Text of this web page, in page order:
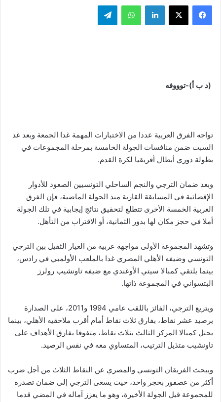
فيسبوك ‫X لينكدإن واتساب تيلقرام
(د ب أ)-توووفه
تواجه الفرق العربية عددا من الاختبارات المهمة غدا الجمعة وبعد غد
السبت ضمن منافسات الجولة الخامسة بمرحلة المجموعات في
بطولة دوري أبطال أفريقيا لكرة القدم.
وبعد ضمان الترجي والنجم الساحلي التونسيين الصعود للأدوار
الإقصائية في المسابقة القارية منذ الجولة الماضية، فإن الفرق
العربية الخمسة الأخرى تتطلع لتحقيق نتائج إيجابية في تلك الجولة
أملا في حجز مكان لها بدور الثمانية، أو الاقتراب من التأهل.
وتشهد المجموعة الأولى مواجهة عربية من العيار الثقيل بين الترجي
التونسي وضيفه الأهلي المصري غدا بالملعب الأولمبي في رادس،
بينما يلتقي كمبالا سيتي الأوغندي مع ضيفه تاونشيب رولرز
البتسواني في المجموعة ذاتها.
ويتربع الترجي، الفائز باللقب عامي 1994 و2011، على الصدارة
برصيد عشر نقاط، بفارق ثلاث نقاط أمام أقرب ملاحقيه الأهلي، بينما
يحتل كمبالا المركز الثالث بثلاث نقاط، متفوقا بفارق الأهداف على
تاونشيب متذيل الترتيب، المتساوي معه في نفس الرصيد.
ويبحث الفريقان التونسي والمصري عن النقاط الثلاث من أجل ضرب
أكثر من عصفور بحجر واحد، حيث يسعى الترجي إلى ضمان تصدره
للمجموعة قبل الجولة الأخيرة، وهو ما يعزز آماله في المضي قدما